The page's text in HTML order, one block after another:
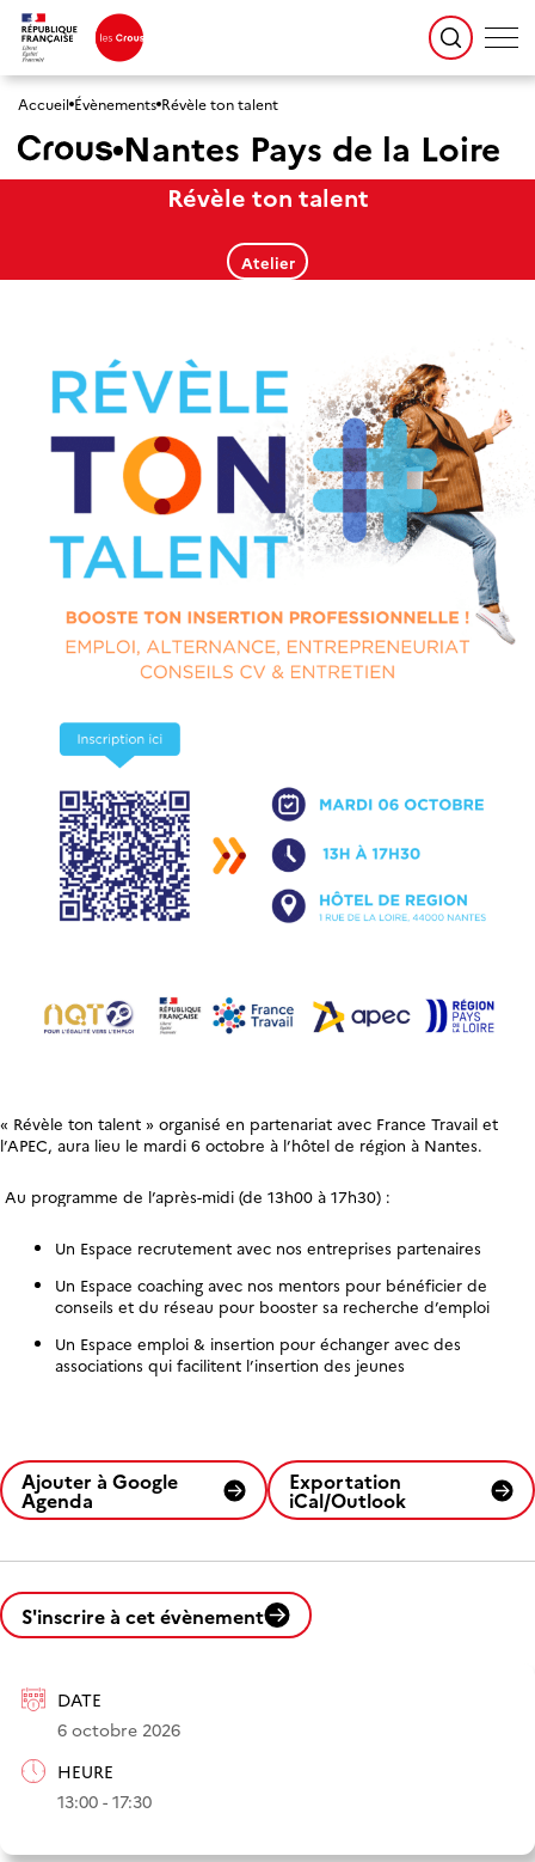
Accueil Évènements Révèle ton talent
Nantes Pays de la Loire
Révèle ton talent
Atelier
S'inscrire à cet évènement
DATE
6 octobre 2026
HEURE
13:00 - 17:30
« Révèle ton talent » organisé en partenariat avec France Travail et
l’APEC, aura lieu le mardi 6 octobre à l’hôtel de région à Nantes.
Au programme de l’après-midi (de 13h00 à 17h30) :​
Un Espace recrutement avec nos entreprises partenaires
Un Espace coaching avec nos mentors pour bénéficier de
conseils et du réseau pour booster sa recherche d’emploi
Un Espace emploi & insertion pour échanger avec des
associations qui facilitent l’insertion des jeunes
Ajouter à Google
Agenda
Exportation
iCal/Outlook